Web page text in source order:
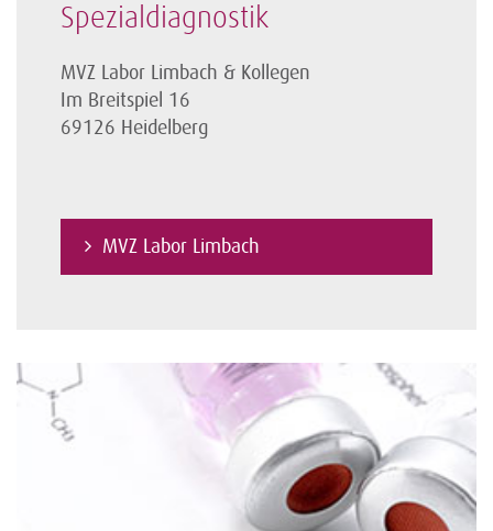
Spezialdiagnostik
MVZ Labor Limbach & Kollegen
Im Breitspiel 16
69126 Heidelberg
MVZ Labor Limbach